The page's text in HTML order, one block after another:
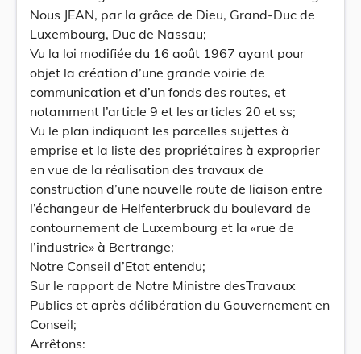
Nous JEAN, par la grâce de Dieu, Grand-Duc de
Luxembourg, Duc de Nassau;
Vu la loi modifiée du 16 août 1967 ayant pour
objet la création d’une grande voirie de
communication et d’un fonds des routes, et
notamment l’article 9 et les articles 20 et ss;
Vu le plan indiquant les parcelles sujettes à
emprise et la liste des propriétaires à exproprier
en vue de la réalisation des travaux de
construction d’une nouvelle route de liaison entre
l’échangeur de Helfenterbruck du boulevard de
contournement de Luxembourg et la «rue de
l’industrie» à Bertrange;
Notre Conseil d’Etat entendu;
Sur le rapport de Notre Ministre desTravaux
Publics et après délibération du Gouvernement en
Conseil;
Arrêtons: